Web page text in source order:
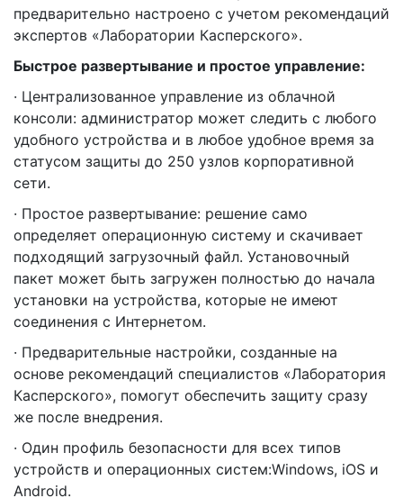
предварительно настроено с учетом рекомендаций
экспертов «Лаборатории Касперского».
Быстрое развертывание и простое управление:
· Централизованное управление из облачной
консоли: администратор может следить с любого
удобного устройства и в любое удобное время за
статусом защиты до 250 узлов корпоративной
сети.
· Простое развертывание: решение само
определяет операционную систему и скачивает
подходящий загрузочный файл. Установочный
пакет может быть загружен полностью до начала
установки на устройства, которые не имеют
соединения с Интернетом.
· Предварительные настройки, созданные на
основе рекомендаций специалистов «Лаборатория
Касперского», помогут обеспечить защиту сразу
же после внедрения.
· Один профиль безопасности для всех типов
устройств и операционных систем:Windows, iOS и
Android.